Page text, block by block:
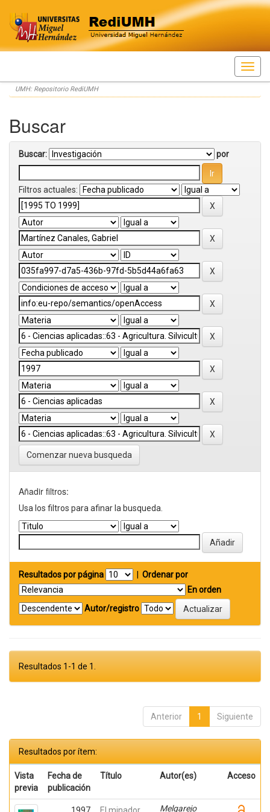
Skip
navigation
UMH: Repositorio RediUMH
Buscar
Buscar: por
Filtros actuales:
Comenzar nueva busqueda
Añadir filtros:
Usa los filtros para afinar la busqueda.
Resultados por página
Ordenar por
En orden
Autor/registro
Resultados 1-1 de 1.
Anterior 1 Siguiente
Resultados por ítem:
Vista
previa
Fecha de
publicación
Título Autor(es) Acceso
Melgarejo